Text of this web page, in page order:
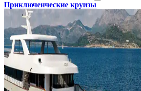
Приключенческие круизы